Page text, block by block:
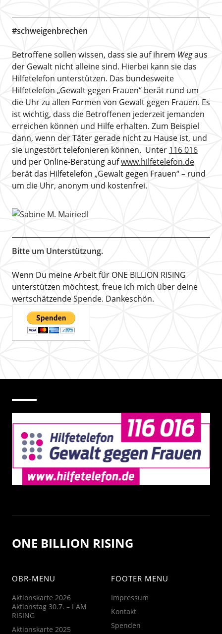
#schweigenbrechen
Betroffene sollen wissen, dass sie auf ihrem Wegaus
der Gewalt nicht alleine sind. Hierbei kann sie das
Hilfetelefon unterstützen. Das bundesweite
Hilfetelefon „Gewalt gegen Frauen“ berät rund um
die Uhr zu allen Formen von Gewalt gegen Frauen. Es
ist wichtig, dass die Betroffenen jederzeit jemanden
erreichen können und Hilfe erhalten. Zum Beispiel
dann, wenn der Täter gerade nicht zu Hause ist, und
sie ungestört telefonieren können. Unter 116 016
und per Online-Beratung aufwww.hilfetelefon.de
berät das Hilfetelefon „Gewalt gegen Frauen“ – rund
um die Uhr, anonym und kostenfrei.
Bitte um Unterstützung.
Wenn Du meine Arbeit für ONE BILLION RISING
unterstützen möchtest, freue ich mich über deine
wertschätzende Spende. Dankeschön.
ONE BILLION RISING
OBR-MENU
Aktionskarte 2026
Aktionstag 30.7. – I AM
RISING
Aktionskarte 2025
FOOTER MENU
Impressum
Kontakt
Spenden